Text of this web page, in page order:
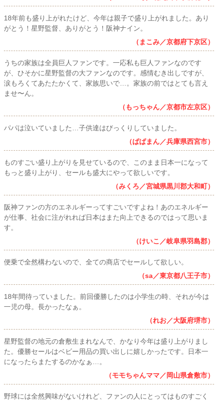
18年前も盛り上がれたけど、今年は親子で盛り上がれました。あり
がとう！星野監督、ありがとう！阪神ナイン。
（まこみ／京都府下京区）
うちの家族は全員巨人ファンです。一応私も巨人ファンなのです
が、ひそかに星野監督の大ファンなのです。感情むき出しですが、
涙もろくてあたたかくて、家族思いで…。家族の前ではとても言え
ませ〜ん。
（もっちゃん／京都市左京区）
パパは泣いていました…子供達はびっくりしていました。
（ぱぱまん／兵庫県西宮市）
ものすごい盛り上がりを見せているので、このまま日本一になって
もっと盛り上がり、セールも盛大にやって欲しいです。
（みくろ／宮城県黒川郡大和町）
阪神ファンの方のエネルギーってすごいですよね！あのエネルギー
が仕事、社会に注がれれば日本はまた向上できるのではって思いま
す。
（けいこ／岐阜県羽島郡）
便乗で全然構わないので、全ての商店でセールして欲しい。
（sa／東京都八王子市）
18年間待っていました。前回優勝したのは小学生の時、それが今は
一児の母。長かったなぁ。
（れお／大阪府堺市）
星野監督の地元の倉敷生まれなんで、かなり今年は盛り上がりまし
た。優勝セールはベビー用品の買い出しに嬉しかったです。日本一
になったらまたするのかなぁ…。
（モモちゃんママ／岡山県倉敷市）
野球には全然興味がないけれど、ファンの人にとってはものすごく